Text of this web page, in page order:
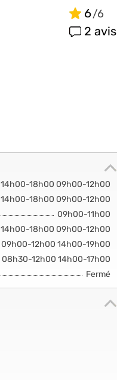
6
2 avis
14h00-18h00 09h00-12h00
14h00-18h00 09h00-12h00
09h00-11h00
14h00-18h00 09h00-12h00
09h00-12h00 14h00-19h00
08h30-12h00 14h00-17h00
Fermé